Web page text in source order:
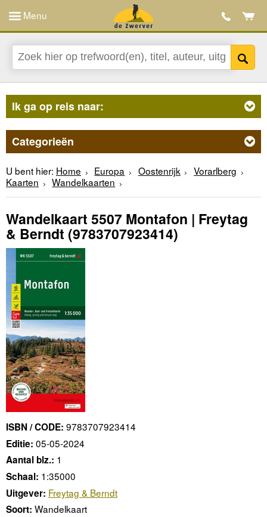
Menu
Ik ga op reis naar:
Categorieën
U bent hier: Home Europa Oostenrijk
Vorarlberg
Kaarten
Wandelkaarten
Wandelkaart 5507 Montafon | Freytag
& Berndt (9783707923414)
ISBN / CODE: 9783707923414
Editie: 05-05-2024
Aantal blz.: 1
Schaal: 1:35000
Uitgever: Freytag & Berndt
Soort: Wandelkaart